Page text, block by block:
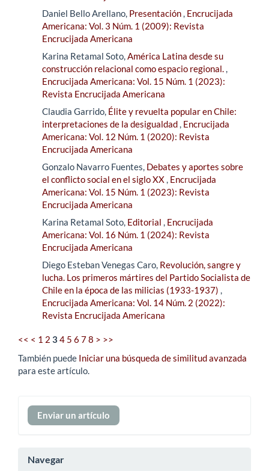
Daniel Bello Arellano, Presentación, Encrucijada
Americana: Vol. 3 Núm. 1 (2009): Revista
Encrucijada Americana
Karina Retamal Soto,América Latina desde su
construcción relacional como espacio regional.,
Encrucijada Americana: Vol. 15 Núm. 1 (2023):
Revista Encrucijada Americana
Claudia Garrido, Élite y revuelta popular en Chile:
interpretaciones de la desigualdad, Encrucijada
Americana: Vol. 12 Núm. 1 (2020): Revista
Encrucijada Americana
Gonzalo Navarro Fuentes, Debates y aportes sobre
el conflicto social en el siglo XX, Encrucijada
Americana: Vol. 15 Núm. 1 (2023): Revista
Encrucijada Americana
Karina Retamal Soto, Editorial , Encrucijada
Americana: Vol. 16 Núm. 1 (2024): Revista
Encrucijada Americana
Diego Esteban Venegas Caro, Revolución, sangre y
lucha. Los primeros mártires del Partido Socialista de
Chile en la época de las milicias (1933-1937) ,
Encrucijada Americana: Vol. 14 Núm. 2 (2022):
Revista Encrucijada Americana
<< < 1 2 34 5 6 78 > >>
También puede Iniciar una búsqueda de similitud avanzada
para este artículo.
Enviar
un
Enviar un artículo
Navegar